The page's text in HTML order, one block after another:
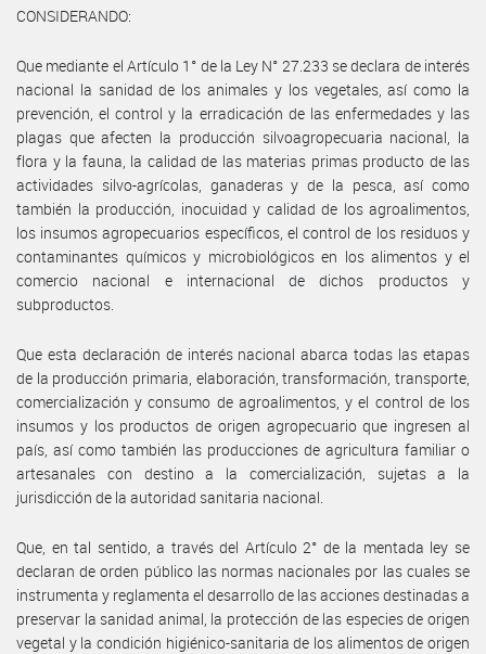
CONSIDERANDO:
Que mediante el Artículo 1° de la Ley N° 27.233 se declara de interés
nacional la sanidad de los animales y los vegetales, así como la
prevención, el control y la erradicación de las enfermedades y las
plagas que afecten la producción silvoagropecuaria nacional, la
flora y la fauna, la calidad de las materias primas producto de las
actividades silvo-agrícolas, ganaderas y de la pesca, así como
también la producción, inocuidad y calidad de los agroalimentos,
los insumos agropecuarios específicos, el control de los residuos y
contaminantes químicos y microbiológicos en los alimentos y el
comercio nacional e internacional de dichos productos y
subproductos.
Que esta declaración de interés nacional abarca todas las etapas
de la producción primaria, elaboración, transformación, transporte,
comercialización y consumo de agroalimentos, y el control de los
insumos y los productos de origen agropecuario que ingresen al
país, así como también las producciones de agricultura familiar o
artesanales con destino a la comercialización, sujetas a la
jurisdicción de la autoridad sanitaria nacional.
Que, en tal sentido, a través del Artículo 2° de la mentada ley se
declaran de orden público las normas nacionales por las cuales se
instrumenta y reglamenta el desarrollo de las acciones destinadas a
preservar la sanidad animal, la protección de las especies de origen
vegetal y la condición higiénico-sanitaria de los alimentos de origen